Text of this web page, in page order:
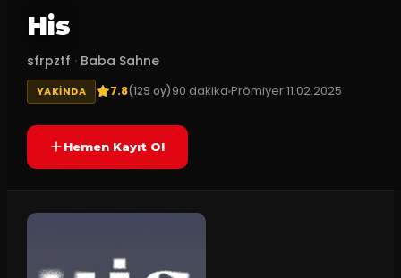
His
sfrpztf · Baba Sahne
YAKINDA 7.8(129 oy)90 dakikaPrömiyer11.02.2025
Hemen Kayıt Ol